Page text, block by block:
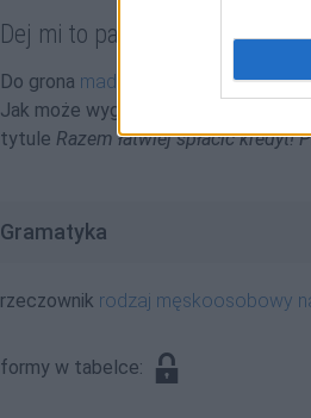
Dej mi to panie za darmo
Do grona madek , tatełów,
Jak może wyglądać jego
tytule Razem łatwiej spłacić kredyt!
Gramatyka
rzeczownik rodzaj męskoosobowy
formy w tabelce: